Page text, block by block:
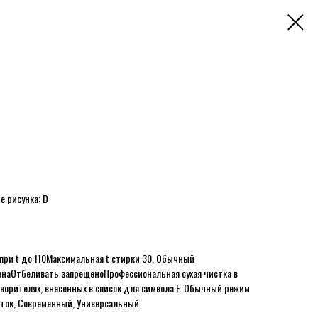
рисунка: D
t до 110Максимальная t стирки 30. Обычный
Отбеливать запрещеноПрофессиональная сухая чистка в
внесенных в список для символа F. Обычный режим
Современный, Универсальный